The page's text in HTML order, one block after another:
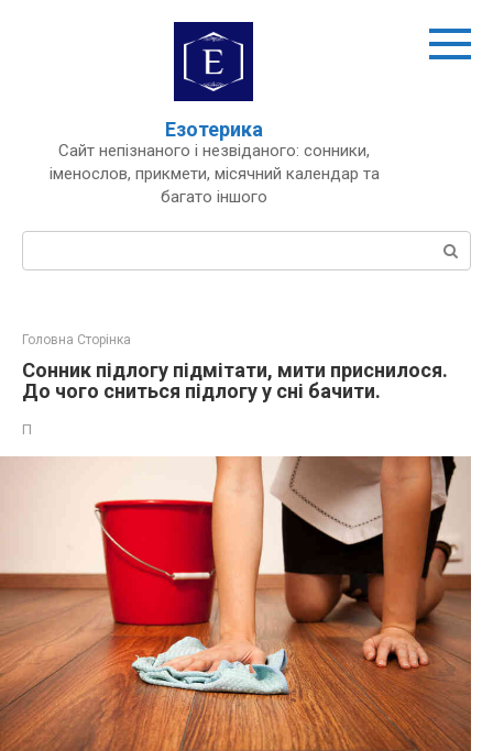
Езотерика
Сайт непізнаного і незвіданого: сонники,
іменослов, прикмети, місячний календар та
багато іншого
Пошук:
Головна Сторінка
Сонник підлогу підмітати, мити приснилося.
До чого сниться підлогу у сні бачити.
П